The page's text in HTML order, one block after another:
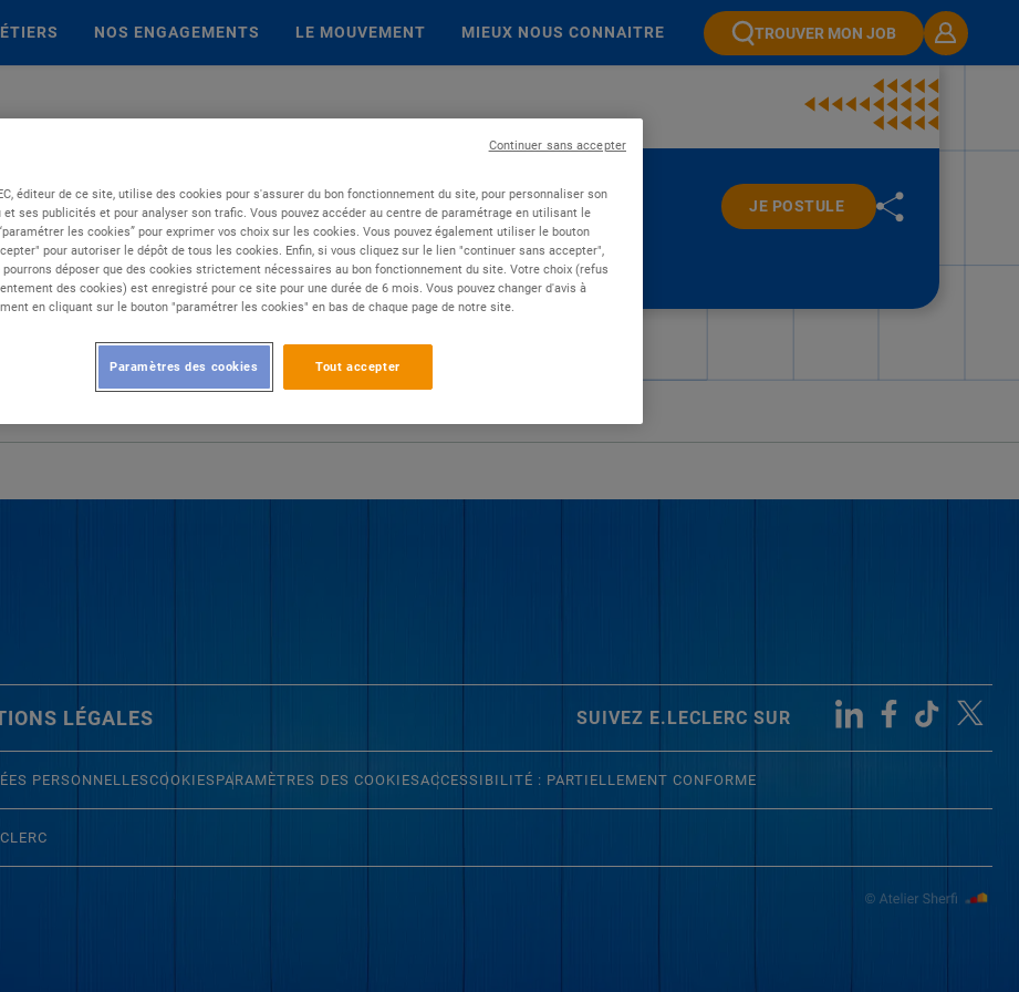
NOS ENGAGEMENTS LE MOUVEMENT MIEUX NOUS CONNAITRE TROUVER MON JOB
JE POSTULE
LÉGALES SUIVEZ E.LECLERC SUR
PERSONNELLESCOOKIES PARAMÈTRES DES COOKIESACCESSIBILITÉ : PARTIELLEMENT CONFORME
éditeur de ce site, utilise des cookies pour s'assurer du bon fonctionnement du site, pour personnaliser son
et ses publicités et pour analyser son trafic. Vous pouvez accéder au centre de paramétrage en utilisant le
les cookies” pour exprimer vos choix sur les cookies. Vous pouvez également utiliser le bouton
pour autoriser le dépôt de tous les cookies. Enfin, si vous cliquez sur le lien "continuer sans accepter",
pourrons déposer que des cookies strictement nécessaires au bon fonctionnement du site. Votre choix (refus
des cookies) est enregistré pour ce site pour une durée de 6 mois. Vous pouvez changer d'avis à
en cliquant sur le bouton "paramétrer les cookies" en bas de chaque page de notre site.
Tout accepter
Paramètres des cookies
Continuer sans accepter